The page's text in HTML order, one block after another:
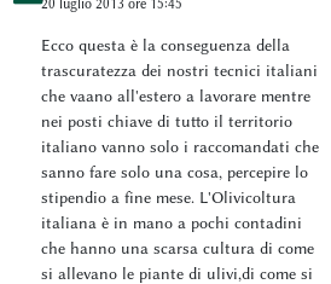
Ecco questa è la conseguenza della
trascuratezza dei nostri tecnici italiani
che vaano all'estero a lavorare mentre
nei posti chiave di tutto il territorio
italiano vanno solo i raccomandati che
sanno fare solo una cosa, percepire lo
stipendio a fine mese. L'Olivicoltura
italiana è in mano a pochi contadini
che hanno una scarsa cultura di come
si allevano le piante di ulivi,di come si